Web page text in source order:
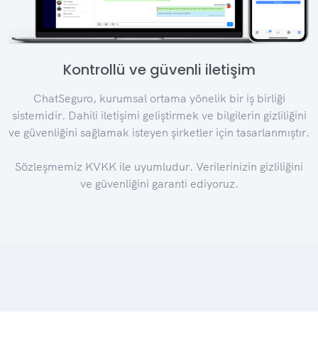
Kontrollü ve güvenli iletişim
ChatSeguro, kurumsal ortama yönelik bir iş birliği
sistemidir. Dahili iletişimi geliştirmek ve bilgilerin gizliliğini
ve güvenliğini sağlamak isteyen şirketler için tasarlanmıştır.
Sözleşmemiz KVKK ile uyumludur. Verilerinizin gizliliğini
ve güvenliğini garanti ediyoruz.